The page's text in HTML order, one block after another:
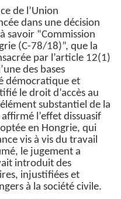
de l’Union
dans une décision
savoir “Commission
(C-78/18)”, que la
par l’article 12(1)
des bases
démocratique et
le droit d’accès au
substantiel de la
l’effet dissuasif
en Hongrie, qui
vis à vis du travail
le jugement a
introduit des
injustifiées et
à la société civile.